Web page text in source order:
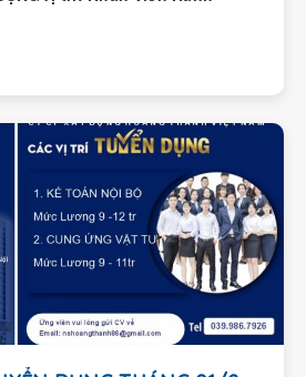
THÔNG BÁO TUYỂN DỤNG THÁNG 01/2026